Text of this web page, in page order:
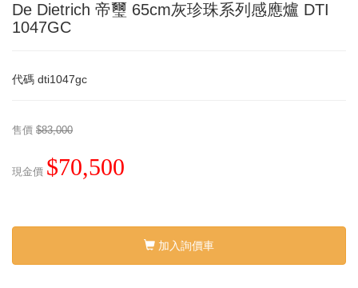
De Dietrich 帝璽 65cm灰珍珠系列感應爐 DTI
1047GC
代碼 dti1047gc
售價 $83,000
現金價 $70,500
加入詢價車